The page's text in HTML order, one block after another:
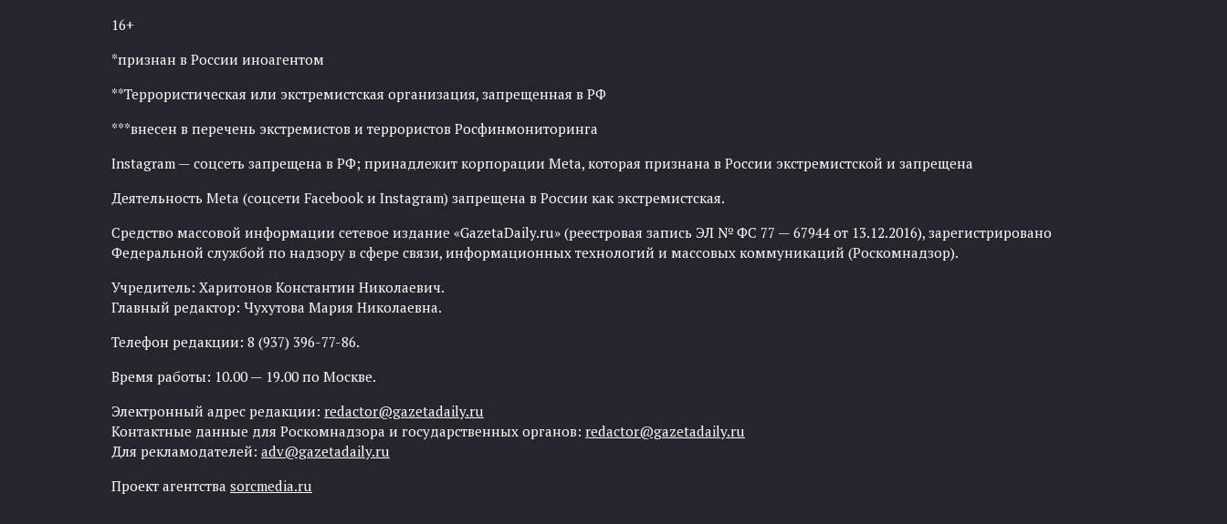
16+
*признан в России иноагентом
**Террористическая или экстремистская организация, запрещенная в РФ
***внесен в перечень экстремистов и террористов Росфинмониторинга
Instagram — соцсеть запрещена в РФ; принадлежит корпорации Meta, которая признана в России экстремистской и запрещена
Деятельность Meta (соцсети Facebook и Instagram) запрещена в России как экстремистская.
Средство массовой информации сетевое издание «GazetaDaily.ru» (реестровая запись ЭЛ № ФС 77 — 67944 от 13.12.2016), зарегистрировано
Федеральной службой по надзору в сфере связи, информационных технологий и массовых коммуникаций (Роскомнадзор).
Учредитель: Харитонов Константин Николаевич.
Главный редактор: Чухутова Мария Николаевна.
Телефон редакции: 8 (937) 396-77-86.
Время работы: 10.00 — 19.00 по Москве.
Электронный адрес редакции: redactor@gazetadaily.ru
Контактные данные для Роскомнадзора и государственных органов: redactor@gazetadaily.ru
Для рекламодателей: adv@gazetadaily.ru
Проект агентства sorcmedia.ru